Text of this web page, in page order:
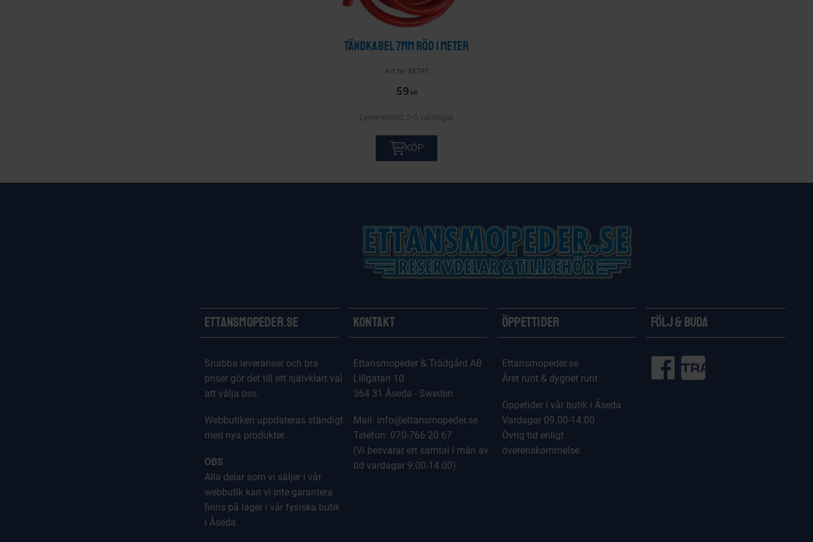
Tändkabel 7mm röd 1 meter
34797
59 KR
2-5 vardagar
KÖP
Ettansmopeder.se
Snabba leveranser och bra
priser gör det till ett självklart val
att välja oss.
Webbutiken uppdateras ständigt
med nya produkter.
OBS
Alla delar som vi säljer i vår
webbutik kan vi inte garantera
finns på lager i vår fysiska butik
i Åseda.
Kontakt
Ettansmopeder & Trädgård AB
Lillgatan 10
364 31 Åseda - Sweden
Mail: info@ettansmopeder.se
Telefon: 070-766 20 67
(Vi besvarar ert samtal i mån av
tid vardagar 9.00-14.00)
Öppettider
Ettansmopeder.se
Året runt & dygnet runt
Öppetider i vår butik i Åseda
Vardagar 09.00-14.00
Övrig tid enligt
överenskommelse.
Följ & Buda